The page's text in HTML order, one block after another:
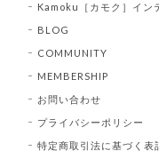
Kamoku［カモク］イン
BLOG
COMMUNITY
MEMBERSHIP
お問い合わせ
プライバシーポリシー
特定商取引法に基づく表